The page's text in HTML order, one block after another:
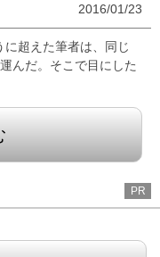
2016/01/23
超えた筆者は、同じ
んだ。そこで目にした
PR